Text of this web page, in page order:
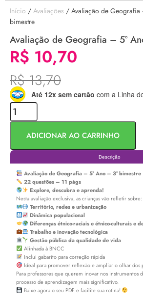
Início / Avaliações / Avaliação de Geografia
bimestre
Avaliação de Geografia – 5º
R$ 10,70
R$13,70
Até 12x sem cartão com a Linha
ADICIONAR AO CARRINHO
Descrição
Avaliação de Geografia – 5º Ano – 3° bimestre
22 questões – 11 págs
Explore, descubra e aprenda!
Nesta avaliação exclusiva, as crianças vão refletir sobre:
Território, redes e urbanização
Dinâmica populacional
Diferenças étnico-raciais e étnico-culturais e
Trabalho e inovação tecnológica
Gestão pública da qualidade de vida
Alinhada à BNCC
Inclui gabarito para correção rápida
Ideal para promover reflexão e ampliar o olhar dos
Para professores que querem inovar nos instrumentos
processo de aprendizagem mais significativo.
Baixe agora o seu PDF e facilite sua rotina!